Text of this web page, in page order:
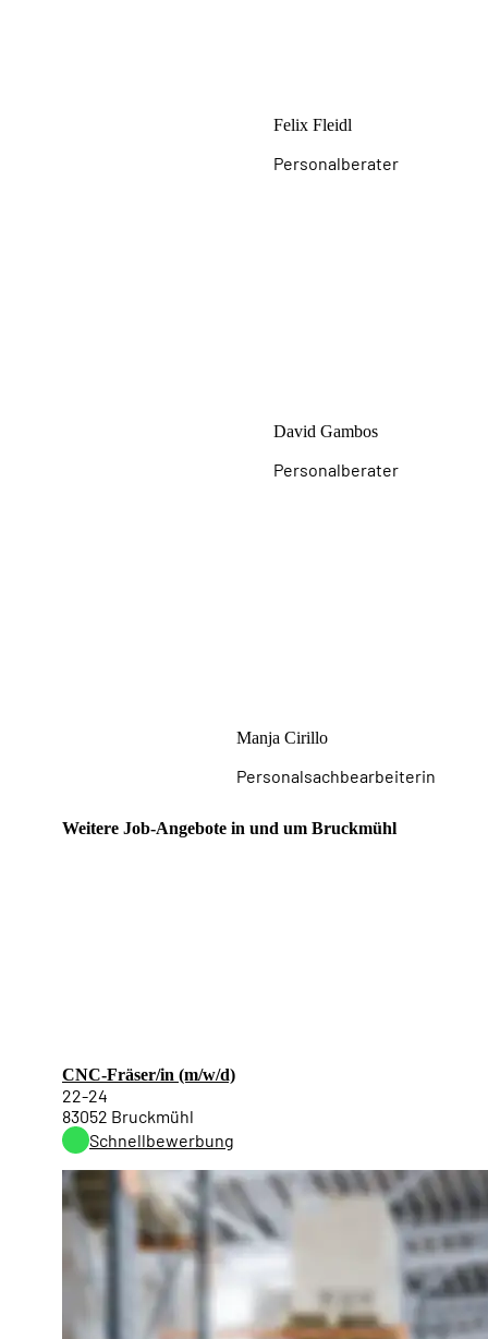
Felix Fleidl
Personalberater
David Gambos
Personalberater
Manja Cirillo
Personalsachbearbeiterin
Weitere Job-Angebote in und um Bruckmühl
CNC-Fräser/in (m/w/d)
22-24
83052 Bruckmühl
Schnellbewerbung